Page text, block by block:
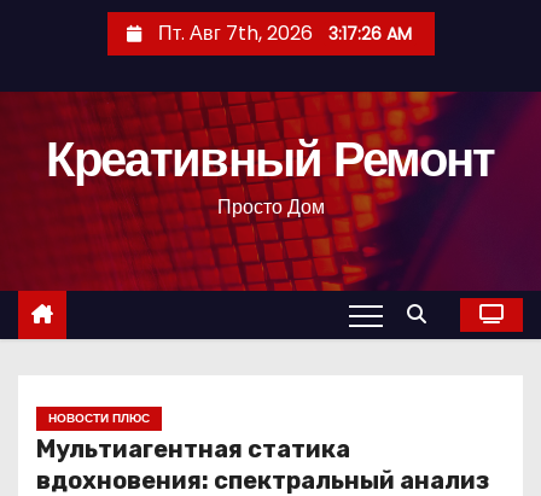
с
Пт. Авг 7th, 2026 3:17:26 AM
Креативный Ремонт
Просто Дом
НОВОСТИ ПЛЮС
Мультиагентная статика
вдохновения: спектральный анализ